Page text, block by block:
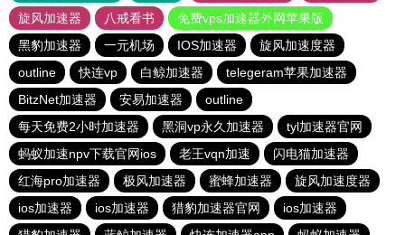
旋风加速器
八戒看书
免费vps加速器外网苹果版
黑豹加速器
一元机场 IOS加速器
旋风加速度器
outline
快连vp 白鲸加速器
telegeram苹果加速器
BitzNet加速器
安易加速器
outline
每天免费2小时加速器
黑洞vp永久加速器
tyl加速器官网
蚂蚁加速npv下载官网ios
老王vqn加速
闪电猫加速器
红海pro加速器
极风加速器 蜜蜂加速器
旋风加速度器
ios加速器
ios加速器 猎豹加速器官网
ios加速器